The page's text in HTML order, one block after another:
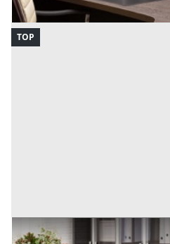
TOP
Uffici e Studi Privati all'asta